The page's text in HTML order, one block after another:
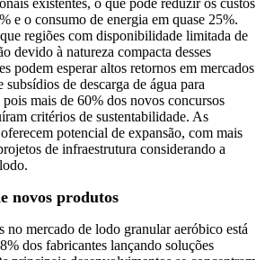
existentes, o que pode reduzir os custos
e o consumo de energia em quase 25%.
regiões com disponibilidade limitada de
devido à natureza compacta desses
podem esperar altos retornos em mercados
de descarga de água para
mais de 60% dos novos concursos
critérios de sustentabilidade. As
potencial de expansão, com mais
de infraestrutura considerando a
novos produtos
no mercado de lodo granular aeróbico está
dos fabricantes lançando soluções